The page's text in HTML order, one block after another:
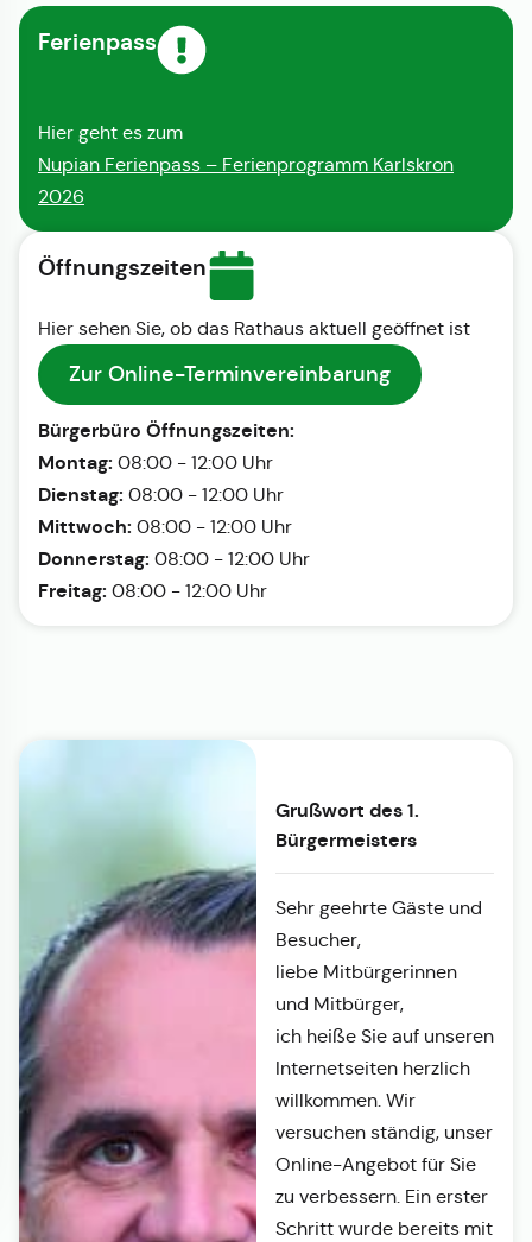
Ferienpass
Hier geht es zum
Nupian Ferienpass – Ferienprogramm Karlskron
2026
Öffnungszeiten
Hier sehen Sie, ob das Rathaus aktuell geöffnet ist
Zur Online-Terminvereinbarung
Bürgerbüro Öffnungszeiten:
Montag: 08:00 - 12:00 Uhr
Dienstag: 08:00 - 12:00 Uhr
Mittwoch: 08:00 - 12:00 Uhr
Donnerstag: 08:00 - 12:00 Uhr
Freitag: 08:00 - 12:00 Uhr
Grußwort des 1.
Bürgermeisters
Sehr geehrte Gäste und
Besucher,
liebe Mitbürgerinnen
und Mitbürger,
ich heiße Sie auf unseren
Internetseiten herzlich
willkommen. Wir
versuchen ständig, unser
Online-Angebot für Sie
zu verbessern. Ein erster
Schritt wurde bereits mit